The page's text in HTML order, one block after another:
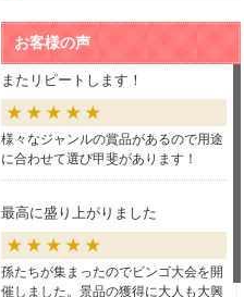
お客様の声
またリピートします！
様々なジャンルの賞品があるので用途
に合わせて選び甲斐があります！
最高に盛り上がりました
孫たちが集まったのでビンゴ大会を開
催しました。景品の獲得に大人も大興